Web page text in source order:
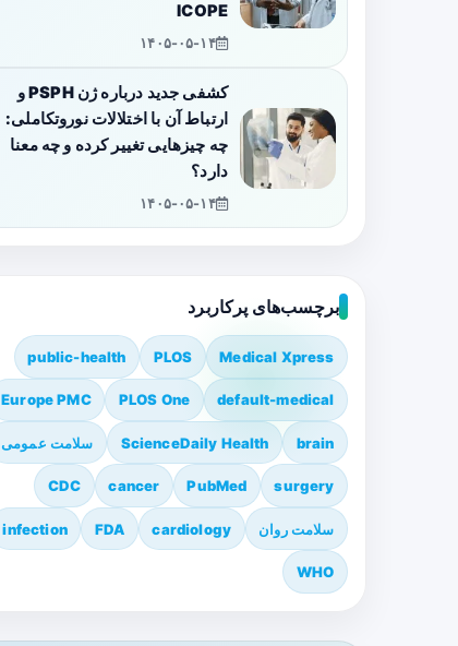
ICOPE
۱۴۰۵-۰۵-۱۴
کشفی جدید درباره ژن PSPH و
ارتباط آن با اختلالات نوروتکاملی:
چه چیزهایی تغییر کرده و چه معنا
دارد؟
۱۴۰۵-۰۵-۱۴
برچسب‌های پرکاربرد
Medical Xpress
PLOS
public-health
default-medical
PLOS One
Europe PMC
brain
ScienceDaily Health سلامت عمومی
surgery
PubMed
cancer
CDC
سلامت روان cardiology
FDA
infection
WHO